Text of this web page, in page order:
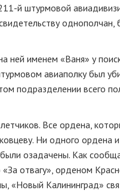
й штурмовой
ней именем «Ваня» у
авиаполку был
подразделении всего
Все ордена,
Ни одного ордена
озадачены. Как
отвагу», орденом
«Новый Калининград»